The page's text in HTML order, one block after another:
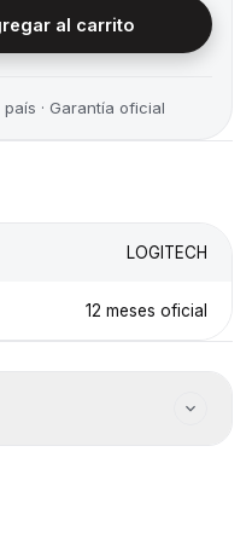
al carrito
· Garantía oficial
LOGITECH
12 meses oficial